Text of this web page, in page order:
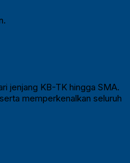
jenjang KB-TK hingga SMA.
memperkenalkan seluruh